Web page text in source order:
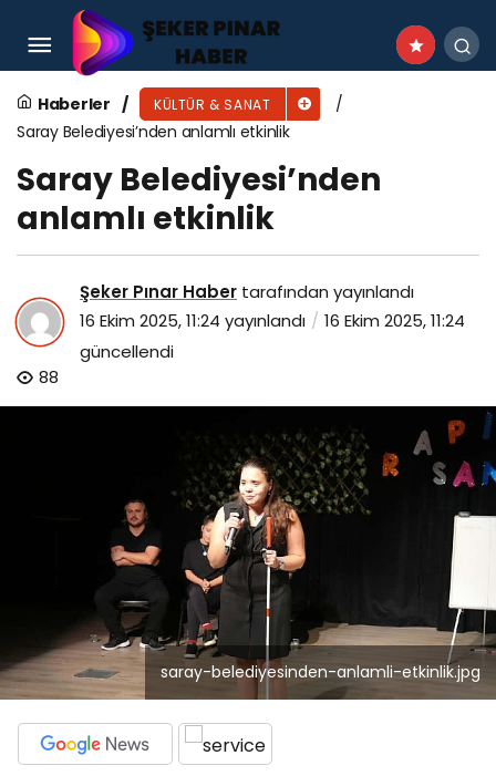
Haberler KÜLTÜR & SANAT
Saray Belediyesi’nden anlamlı etkinlik
Saray Belediyesi’nden
anlamlı etkinlik
Şeker Pınar Haber tarafından yayınlandı
16 Ekim 2025, 11:24 yayınlandı
16 Ekim 2025, 11:24
güncellendi
88
saray-belediyesinden-anlamli-etkinlik.jpg
Xiaomi Türkiye, 29. İstanbul Tiyatro
Festivali’nin Mobil Fotoğraf Partneri Oldu